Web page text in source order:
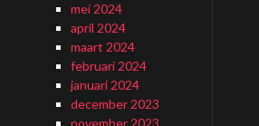
mei 2024
april 2024
maart 2024
februari 2024
januari 2024
december 2023
november 2023